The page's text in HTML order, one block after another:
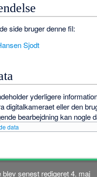
side bruger denne fil:
Sjodt
yderligere
digitalkameraet eller den
bearbejdning kan
data
blev senest redigeret 4. maj